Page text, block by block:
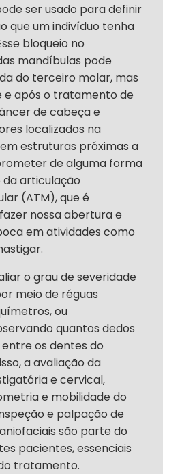
ser usado para definir
que um indivíduo tenha
bloqueio no
mandíbulas pode
do terceiro molar, mas
após o tratamento de
de cabeça e
localizados na
estruturas próximas a
de alguma forma
articulação
(ATM), que é
nossa abertura e
em atividades como
o grau de severidade
meio de réguas
ou
quantos dedos
os dentes do
a avaliação da
e cervical,
e mobilidade do
e palpação de
são parte do
pacientes, essenciais
tratamento.